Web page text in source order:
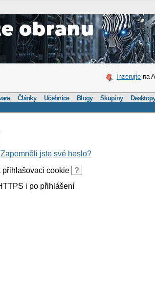
Inzerujte na
Články Učebnice Blogy Skupiny
Zapomněli jste své heslo?
přihlašovací cookie
?
i po přihlášení